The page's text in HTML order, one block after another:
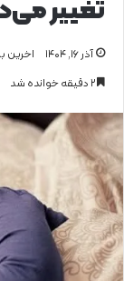
تغییر
آذر ۱۶, ۱۴۰۴ اخرین به